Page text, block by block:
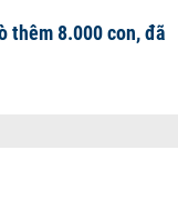
thêm 8.000 con, đã